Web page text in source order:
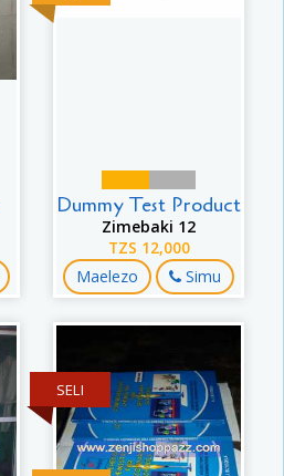
Dummy Test Product
Zimebaki 12
TZS 12,000
Maelezo Simu
SELI